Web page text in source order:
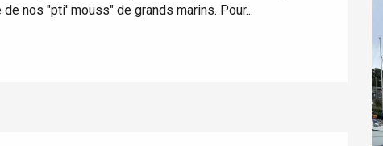
nos "pti' mouss" de grands marins. Pour...